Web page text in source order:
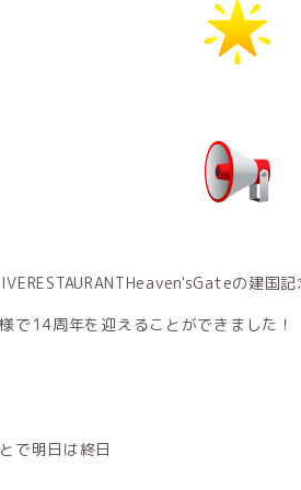
の建国
で14周年を迎えることができました！
で明日は終日